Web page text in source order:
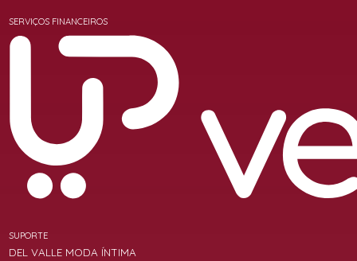
SERVIÇOS FINANCEIROS
SUPORTE
DEL VALLE MODA ÍNTIMA